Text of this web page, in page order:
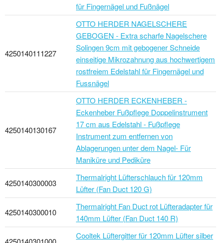
für Fingernägel und Fußnägel
4250140111227
OTTO HERDER NAGELSCHERE
GEBOGEN - Extra scharfe Nagelschere
Solingen 9cm mit gebogener Schneide
einseitige Mikrozahnung aus hochwertigem
rostfreiem Edelstahl für Fingernägel und
Fussnägel
4250140130167
OTTO HERDER ECKENHEBER -
Eckenheber Fußpflege Doppelinstrument
17 cm aus Edelstahl - Fußpflege
Instrument zum entfernen von
Ablagerungen unter dem Nagel- Für
Maniküre und Pediküre
4250140300003
Thermalright Lüfterschlauch für 120mm
Lüfter (Fan Duct 120 G)
4250140300010
Thermalright Fan Duct rot Lüfteradapter für
140mm Lüfter (Fan Duct 140 R)
Cooltek Lüftergitter für 120mm Lüfter silber